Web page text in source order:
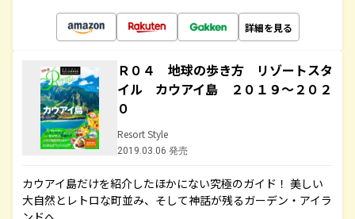
詳細を見る
Ｒ０４ 地球の歩き方 リゾートスタ
イル カウアイ島 ２０１９～２０２
０
Resort Style
2019.03.06 発売
カウアイ島だけを紹介したほかにない究極のガイド！ 美しい
大自然とレトロな町並み、そして神話が残るガーデン・アイラ